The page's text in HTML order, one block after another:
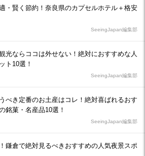
・賢く節約！奈良県のカプセルホテル＋格安
SeeingJapan編集部
光ならココは外せない！絶対におすすめな人
ト10選！
SeeingJapan編集部
べき定番のお土産はコレ！絶対喜ばれるおす
銘菓・名産品10選！
SeeingJapan編集部
鎌倉で絶対見るべきおすすめの人気夜景スポ